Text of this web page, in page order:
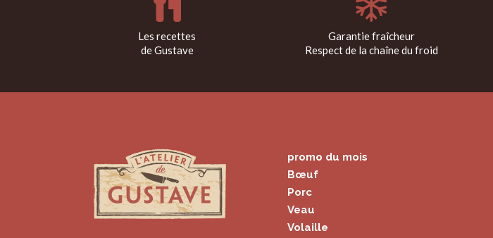
Les recettes
de Gustave
Garantie fraîcheur
Respect de la chaîne du froid
promo du mois
Bœuf
Porc
Veau
Volaille